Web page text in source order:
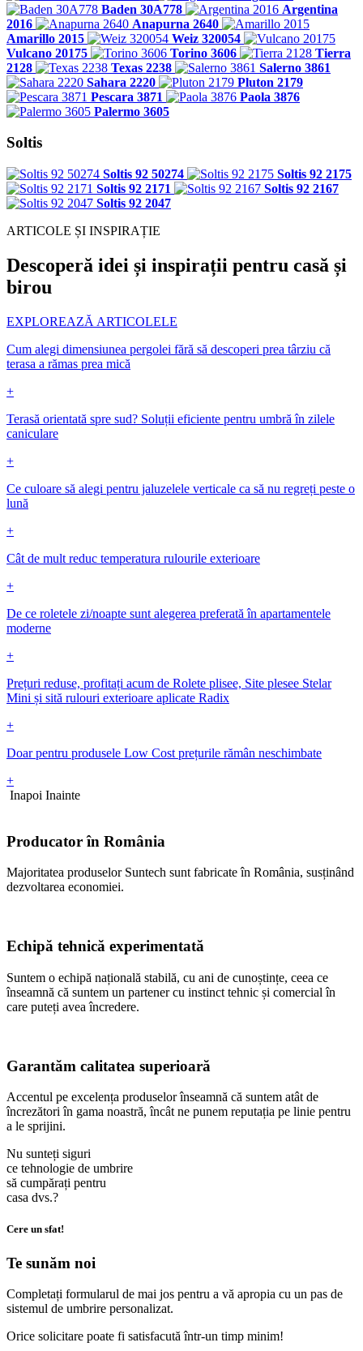
Baden 30A778
Argentina
2016
Anapurna 2640
Amarillo 2015
Weiz 320054
Vulcano 20175
Torino 3606
Tierra
2128
Texas 2238
Salerno 3861
Sahara 2220
Pluton 2179
Pescara 3871
Paola 3876
Palermo 3605
Soltis
Soltis 92 50274
Soltis 92 2175
Soltis 92 2171
Soltis 92 2167
Soltis 92 2047
ARTICOLE ȘI INSPIRAȚIE
Descoperă idei și inspirații pentru casă și
birou
EXPLOREAZĂ ARTICOLELE
Cum alegi dimensiunea pergolei fără să descoperi prea târziu că
terasa a rămas prea mică
+
Terasă orientată spre sud? Soluții eficiente pentru umbră în zilele
caniculare
+
Ce culoare să alegi pentru jaluzelele verticale ca să nu regreți peste o
lună
+
Cât de mult reduc temperatura rulourile exterioare
+
De ce roletele zi/noapte sunt alegerea preferată în apartamentele
moderne
+
Prețuri reduse, profitați acum de Rolete plisee, Site plesee Stelar
Mini și sită rulouri exterioare aplicate Radix
+
Doar pentru produsele Low Cost prețurile rămân neschimbate
+
Inapoi Inainte
Producator în România
Majoritatea produselor Suntech sunt fabricate în România, susținând
dezvoltarea economiei.
Echipă tehnică experimentată
Suntem o echipă națională stabilă, cu ani de cunoștințe, ceea ce
înseamnă că suntem un partener cu instinct tehnic și comercial în
care puteți avea încredere.
Garantăm calitatea superioară
Accentul pe excelența produselor înseamnă că suntem atât de
încrezători în gama noastră, încât ne punem reputația pe linie pentru
a le sprijini.
Nu sunteți siguri
ce tehnologie de umbrire
să cumpărați pentru
casa dvs.?
Cere un sfat!
Te sunăm noi
Completați formularul de mai jos pentru a vă apropia cu un pas de
sistemul de umbrire personalizat.
Orice solicitare poate fi satisfacută într-un timp minim!